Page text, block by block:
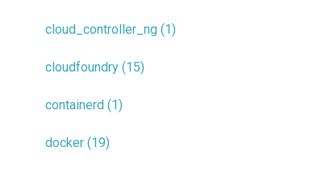
cloud_controller_ng (1)
cloudfoundry (15)
containerd (1)
docker (19)